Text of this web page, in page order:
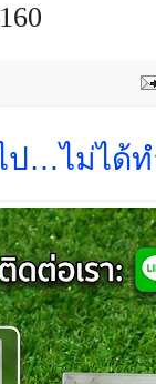
ป…ไม่ได้